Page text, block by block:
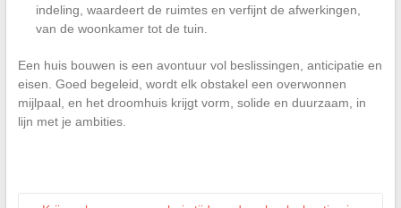
indeling, waardeert de ruimtes en verfijnt de afwerkingen,
van de woonkamer tot de tuin.
Een huis bouwen is een avontuur vol beslissingen, anticipatie en
eisen. Goed begeleid, wordt elk obstakel een overwonnen
mijlpaal, en het droomhuis krijgt vorm, solide en duurzaam, in
lijn met je ambities.